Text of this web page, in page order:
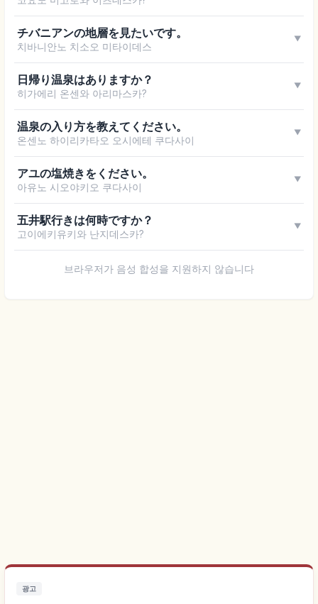
チバニアンの地層を見たいです。
치바니안노 치소오 미타이데스
▼
日帰り温泉はありますか？
히가에리 온센와 아리마스카?
▼
温泉の入り方を教えてください。
온센노 하이리카타오 오시에테 쿠다사이
▼
アユの塩焼きをください。
아유노 시오야키오 쿠다사이
▼
五井駅行きは何時ですか？
고이에키유키와 난지데스카?
▼
브라우저가 음성 합성을 지원하지 않습니다
광고